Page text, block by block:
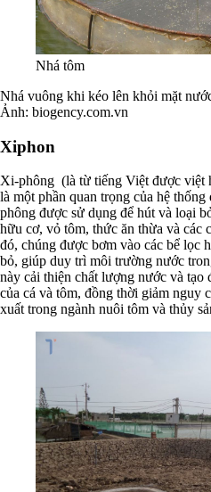
Nhá tôm
Nhá vuông khi kéo lên khỏi mặt
Ảnh: biogency.com.vn
Xiphon
Xi-phông (là từ tiếng Việt được việt
là một phần quan trọng của hệ
phông được sử dụng để hút và loại
hữu cơ, vỏ tôm, thức ăn thừa và các
đó, chúng được bơm vào các bể lọc
bỏ, giúp duy trì môi trường nước
này cải thiện chất lượng nước và tạo
của cá và tôm, đồng thời giảm nguy
xuất trong ngành nuôi tôm và thủy